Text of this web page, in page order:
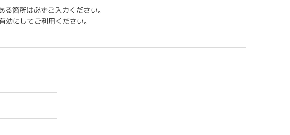
箇所は必ずご入力ください。
にしてご利用ください。